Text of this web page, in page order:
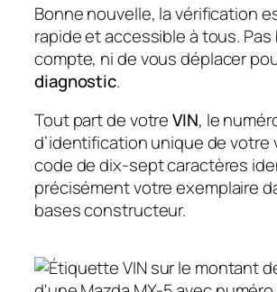
Bonne nouvelle, la vérification
rapide et accessible à tous.
compte, ni de vous déplacer
diagnostic.
Tout part de votreVIN, le
d’identification unique de votre
code de dix-sept caractères
précisément votre exemplaire
bases constructeur.